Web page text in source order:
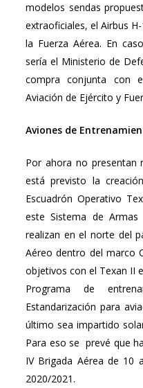
modelos sendas
extraoficiales, el Airbus
la Fuerza Aérea. En
sería el Ministerio de
compra conjunta con
Aviación de Ejército y
Aviones de
Por ahora no presentan
está previsto la
Escuadrón Operativo
este Sistema de
realizan en el norte del
Aéreo dentro del marco
objetivos con el Texan II
Programa de
Estandarización para
último sea impartido
Para eso se prevé que
IV Brigada Aérea de 10
2020/2021.